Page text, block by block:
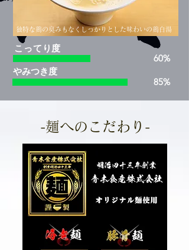
独特な鶏の臭みもなくしっかりとした味わいの鶏白湯
​やみつき度
60%
85%
こってり度
-麺へのこだわり-